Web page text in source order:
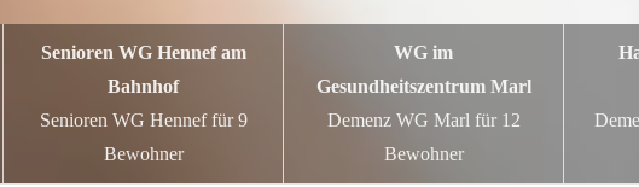
Senioren WG Hennef am
Bahnhof
Senioren WG Hennef für 9
Bewohner
WG im
Gesundheitszentrum Marl
Demenz WG Marl für 12
Bewohner